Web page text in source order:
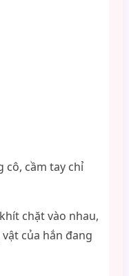
cô, cầm tay chỉ
chặt vào nhau,
của hắn đang